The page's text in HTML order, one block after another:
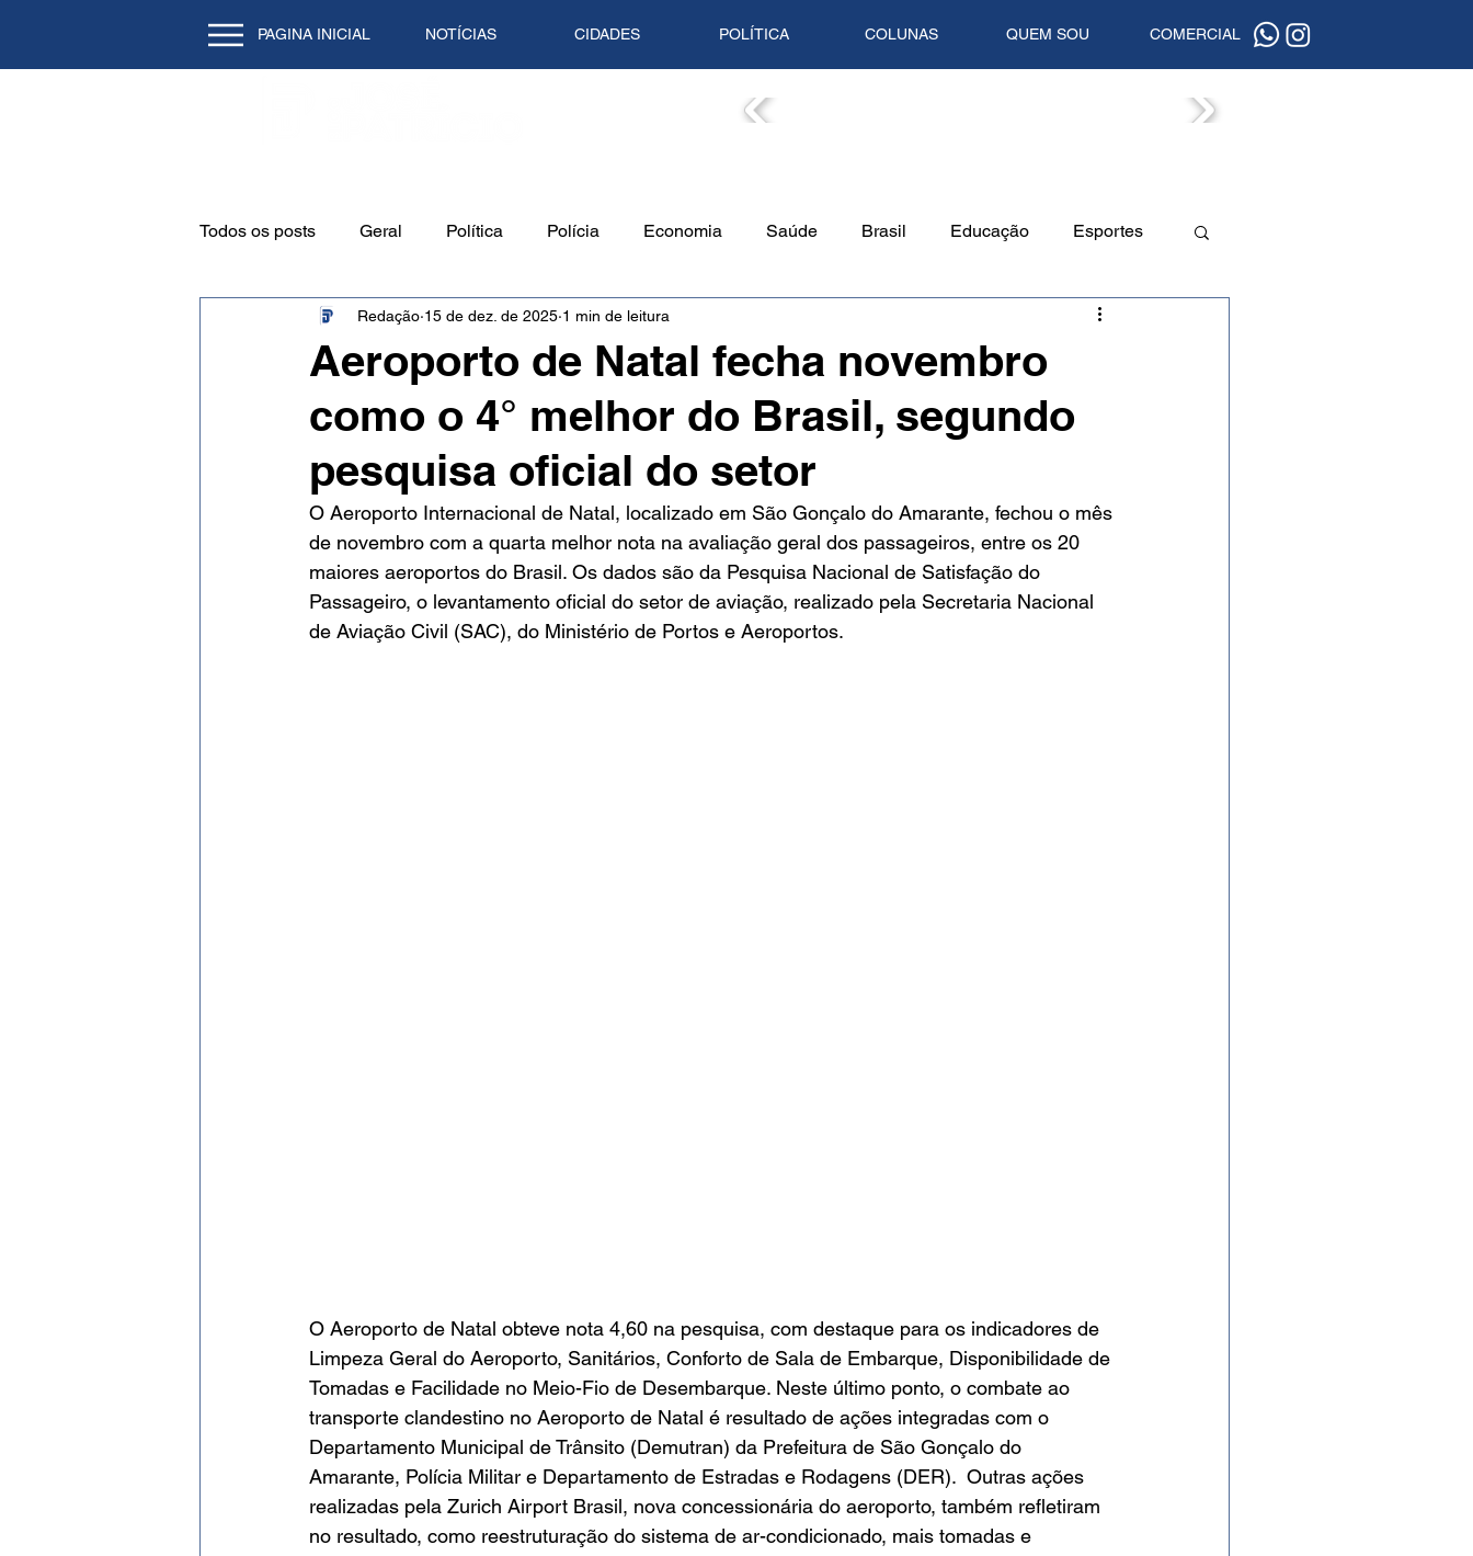
PAGINA INICIAL NOTÍCIAS CIDADES POLÍTICA COLUNAS QUEM SOU COMERCIAL
Todos os posts Geral Política Polícia Economia Saúde Brasil Educação Esportes
Cidade Meio Ambiente Empreendedorismo
Natal/RN Tecnologia Tempo Artigo Mundo Trânsito Mente em Pauta Segurança
Expressão Eficaz
Social por José Patrício Neto Colunas
Aeroporto de Natal fecha novembro
como o 4° melhor do Brasil, segundo
pesquisa oficial do setor
Redação 15 de dez. de 2025 1 min de leitura
O Aeroporto Internacional de Natal, localizado em São Gonçalo do Amarante, fechou o mês
de novembro com a quarta melhor nota na avaliação geral dos passageiros, entre os 20
maiores aeroportos do Brasil. Os dados são da Pesquisa Nacional de Satisfação do
Passageiro, o levantamento oficial do setor de aviação, realizado pela Secretaria Nacional
de Aviação Civil (SAC), do Ministério de Portos e Aeroportos.
O Aeroporto de Natal obteve nota 4,60 na pesquisa, com destaque para os indicadores de
Limpeza Geral do Aeroporto, Sanitários, Conforto de Sala de Embarque, Disponibilidade de
Tomadas e Facilidade no Meio-Fio de Desembarque. Neste último ponto, o combate ao
transporte clandestino no Aeroporto de Natal é resultado de ações integradas com o
Departamento Municipal de Trânsito (Demutran) da Prefeitura de São Gonçalo do
Amarante, Polícia Militar e Departamento de Estradas e Rodagens (DER).  Outras ações
realizadas pela Zurich Airport Brasil, nova concessionária do aeroporto, também refletiram
no resultado, como reestruturação do sistema de ar-condicionado, mais tomadas e